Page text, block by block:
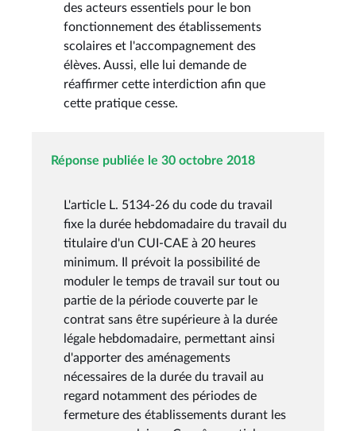
des acteurs essentiels pour le bon
fonctionnement des établissements
scolaires et l'accompagnement des
élèves. Aussi, elle lui demande de
réaffirmer cette interdiction afin que
cette pratique cesse.
Réponse publiée le 30 octobre 2018
L'article L. 5134-26 du code du travail
fixe la durée hebdomadaire du travail du
titulaire d'un CUI-CAE à 20 heures
minimum. Il prévoit la possibilité de
moduler le temps de travail sur tout ou
partie de la période couverte par le
contrat sans être supérieure à la durée
légale hebdomadaire, permettant ainsi
d'apporter des aménagements
nécessaires de la durée du travail au
regard notamment des périodes de
fermeture des établissements durant les